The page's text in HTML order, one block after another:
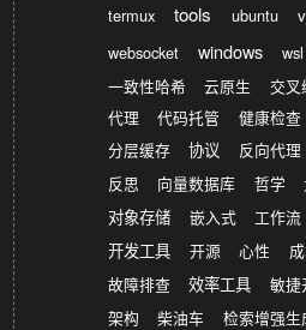
termux tools ubuntu
websocket
windows wsl
一致性哈希
云原生 交叉
代理
代码托管 健康检查
分层缓存
协议 反向代理
反思
向量数据库 哲学
对象存储
嵌入式 工作流
开发工具
开源 心性
故障排查
效率工具 敏捷
架构
柴油车 检索增强生